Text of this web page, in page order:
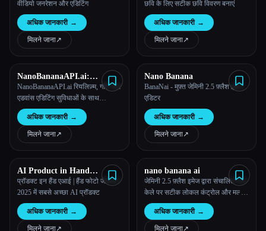
वीडियो जनरेशन और एडिटिंग
अधिक जानकारी →
मिलने जाना↗︎
छवि के लिए सटीक छवि विवरण बनाएं
अधिक जानकारी →
मिलने जाना↗︎
NanoBananaAPI.ai:
Affordable Nano Banana
API for AI Image
Generation & Editing
NanoBananaAPI.ai रियलिज़्म, गति और
एडवांस एडिटिंग सुविधाओं के साथ
किफायती नैनो केले API ऐक्सेस देता है।
अधिक जानकारी →
मिलने जाना↗︎
Nano Banana
BanaNai - मुफ़्त जेमिनी 2.5 फ़्लैश इमेज
एडिटर
अधिक जानकारी →
मिलने जाना↗︎
AI Product in Hand
Generator | 25s Professional
Photos
प्रॉडक्ट इन हैंड एआई | हैंड फोटो जेनरेटर
2025 में सबसे अच्छा AI प्रॉडक्ट
अधिक जानकारी →
मिलने जाना↗︎
nano banana ai
जेमिनी 2.5 फ़्लैश इमेज द्वारा संचालित नैनो
केले पर सटीक लोकल कंट्रोल और मल्टी-
इमेज फ़्यूज़न के साथ बेहद तेज़ AI
एडिटिंग। मुफ़्त में शुरू करो।
अधिक जानकारी →
मिलने जाना↗︎